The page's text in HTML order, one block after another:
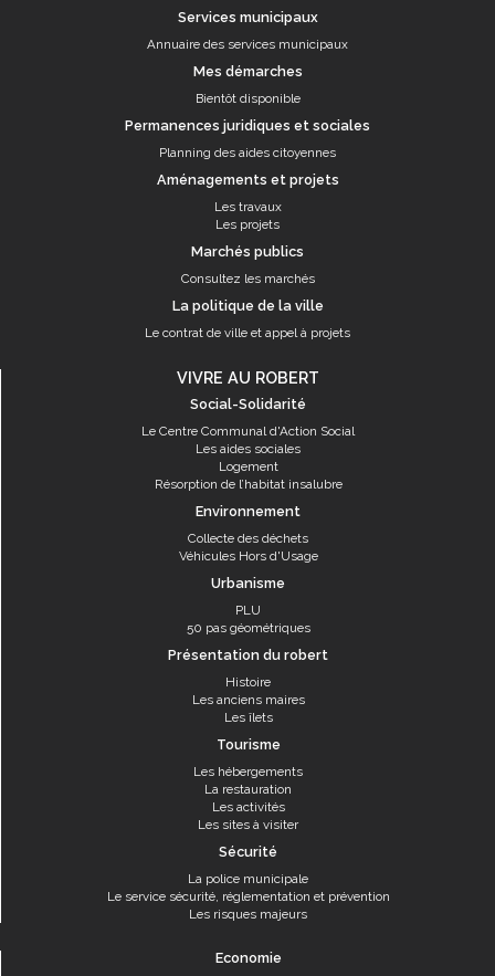
Services municipaux
Annuaire des services municipaux
Mes démarches
Bientôt disponible
Permanences juridiques et sociales
Planning des aides citoyennes
Aménagements et projets
Les travaux
Les projets
Marchés publics
Consultez les marchés
La politique de la ville
Le contrat de ville et appel à projets
VIVRE AU ROBERT
Social-Solidarité
Le Centre Communal d'Action Social
Les aides sociales
Logement
Résorption de l’habitat insalubre
Environnement
Collecte des déchets
Véhicules Hors d'Usage
Urbanisme
PLU
50 pas géométriques
Présentation du robert
Histoire
Les anciens maires
Les îlets
Tourisme
Les hébergements
La restauration
Les activités
Les sites à visiter
Sécurité
La police municipale
Le service sécurité, réglementation et prévention
Les risques majeurs
Economie